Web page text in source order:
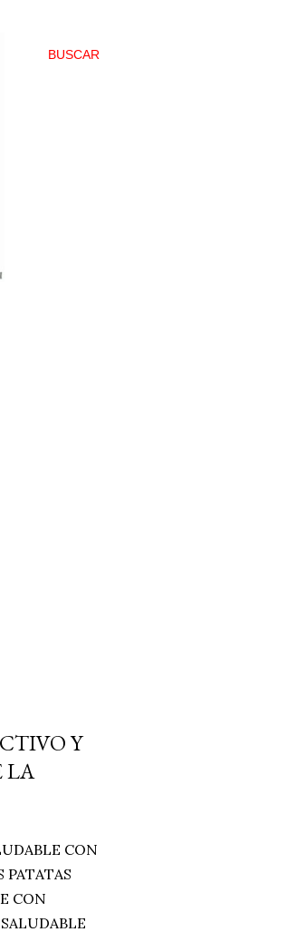
BUSCAR
Y
LA
CON
PATATAS
CON